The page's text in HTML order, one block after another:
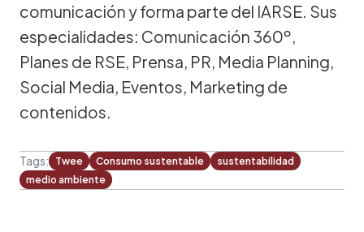
comunicación y forma parte del IARSE. Sus
especialidades: Comunicación 360º,
Planes de RSE, Prensa, PR, Media Planning,
Social Media, Eventos, Marketing de
contenidos.
Tags: Twee Consumo sustentable
sustentabilidad
medio ambiente